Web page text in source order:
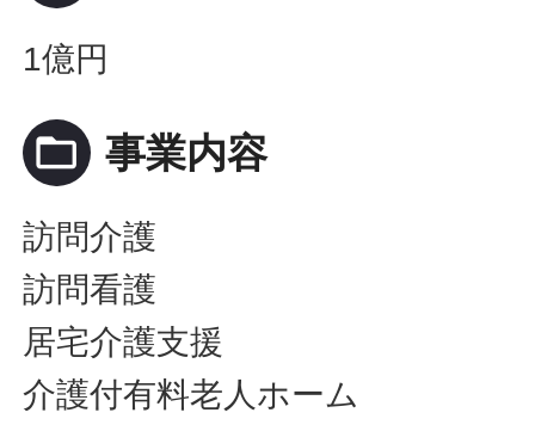
1億円
folder_open 事業内容
訪問介護
訪問看護
居宅介護支援
介護付有料老人ホーム